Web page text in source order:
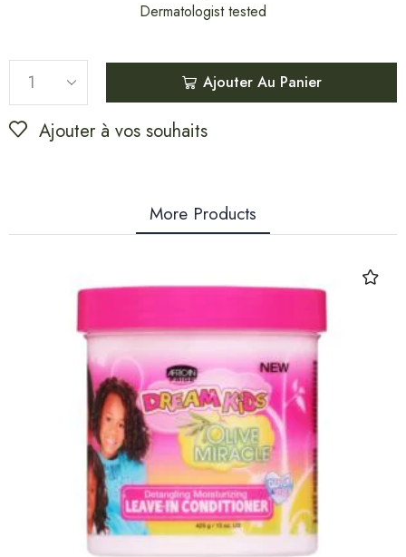
Dermatologist tested
Ajouter Au Panier
Ajouter à vos souhaits
More Products